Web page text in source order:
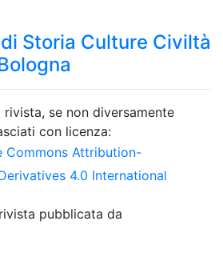
Storia Culture Civiltà
se non diversamente
con licenza:
Commons Attribution-
4.0 International
pubblicata da